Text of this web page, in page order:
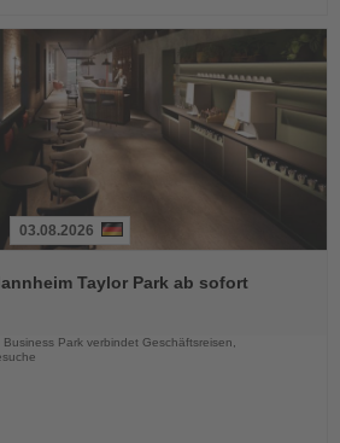
03.08.2026
Taylor Park ab sofort
Park verbindet Geschäftsreisen,